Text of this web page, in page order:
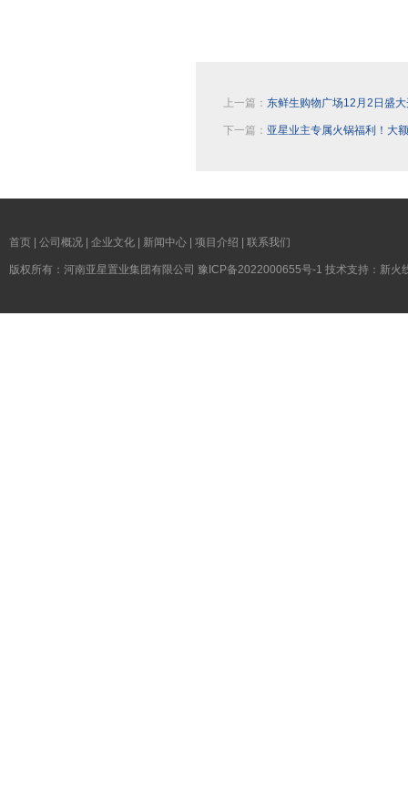
上一篇： 东鲜生购物广场12月2日盛
下一篇： 亚星业主专属火锅福利！大
首页 公司概况 企业文化 新闻中心 项目介绍 联系我们
版权所有：河南亚星置业集团有限公司 豫ICP备2022000655号-1 技术支持： 新火